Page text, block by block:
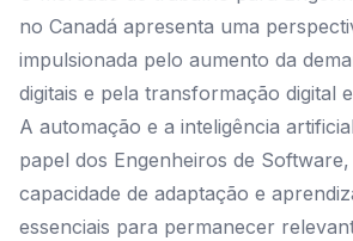
no Canadá apresenta uma
impulsionada pelo aumento da
digitais e pela transformação digital
A automação e a inteligência
papel dos Engenheiros de
capacidade de adaptação e
essenciais para permanecer